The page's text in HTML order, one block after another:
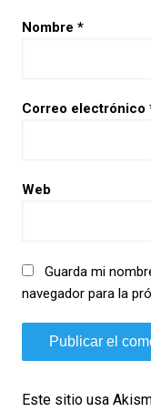
Nombre *
Correo electrónico
Web
Guarda mi
navegador para la
Este sitio usa